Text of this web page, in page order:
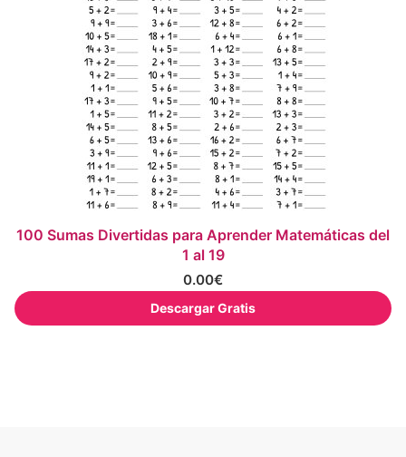
100 Sumas Divertidas para Aprender Matemáticas del
1 al 19
0.00€
Descargar Gratis